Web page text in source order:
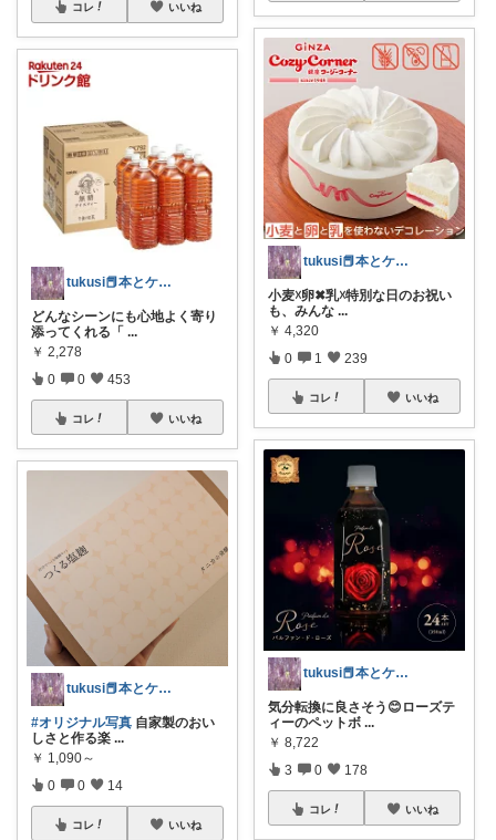
コレ いいね
tukusi📕本とケーキの快適な時間を
どんなシーンにも心地よく寄り
添ってくれる「 ...
￥ 2,278
0 0 453
コレ いいね
tukusi📕本とケーキの快適な時間を
#オリジナル写真 自家製のおい
しさと作る楽 ...
￥ 1,090～
0 0 14
コレ いいね
tukusi📕本とケーキの快適な時間を
小麦☓卵✖乳☓​特別な日のお祝い
も、みんな ...
￥ 4,320
0 1 239
コレ いいね
tukusi📕本とケーキの快適な時間を
気分転換に良さそう😊ローズテ
ィーのペットボ ...
￥ 8,722
3 0 178
コレ いいね